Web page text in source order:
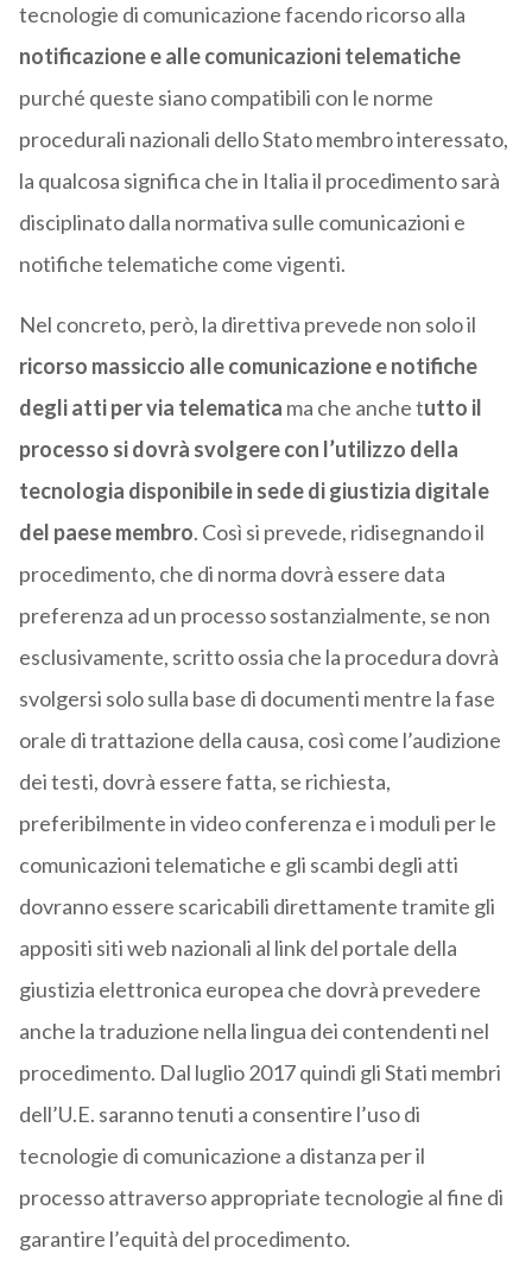
tecnologie di comunicazione facendo ricorso alla
notificazione e alle comunicazioni telematiche
purché queste siano compatibili con le norme
procedurali nazionali dello Stato membro interessato,
la qualcosa significa che in Italia il procedimento sarà
disciplinato dalla normativa sulle comunicazioni e
notifiche telematiche come vigenti.
Nel concreto, però, la direttiva prevede non solo il
ricorso massiccio alle comunicazione e notifiche
degli atti per via telematica ma che anche tutto il
processo si dovrà svolgere con l’utilizzo della
tecnologia disponibile in sede di giustizia digitale
del paese membro. Così si prevede, ridisegnando il
procedimento, che di norma dovrà essere data
preferenza ad un processo sostanzialmente, se non
esclusivamente, scritto ossia che la procedura dovrà
svolgersi solo sulla base di documenti mentre la fase
orale di trattazione della causa, così come l’audizione
dei testi, dovrà essere fatta, se richiesta,
preferibilmente in video conferenza e i moduli per le
comunicazioni telematiche e gli scambi degli atti
dovranno essere scaricabili direttamente tramite gli
appositi siti web nazionali al link del portale della
giustizia elettronica europea che dovrà prevedere
anche la traduzione nella lingua dei contendenti nel
procedimento. Dal luglio 2017 quindi gli Stati membri
dell’U.E. saranno tenuti a consentire l’uso di
tecnologie di comunicazione a distanza per il
processo attraverso appropriate tecnologie al fine di
garantire l’equità del procedimento.